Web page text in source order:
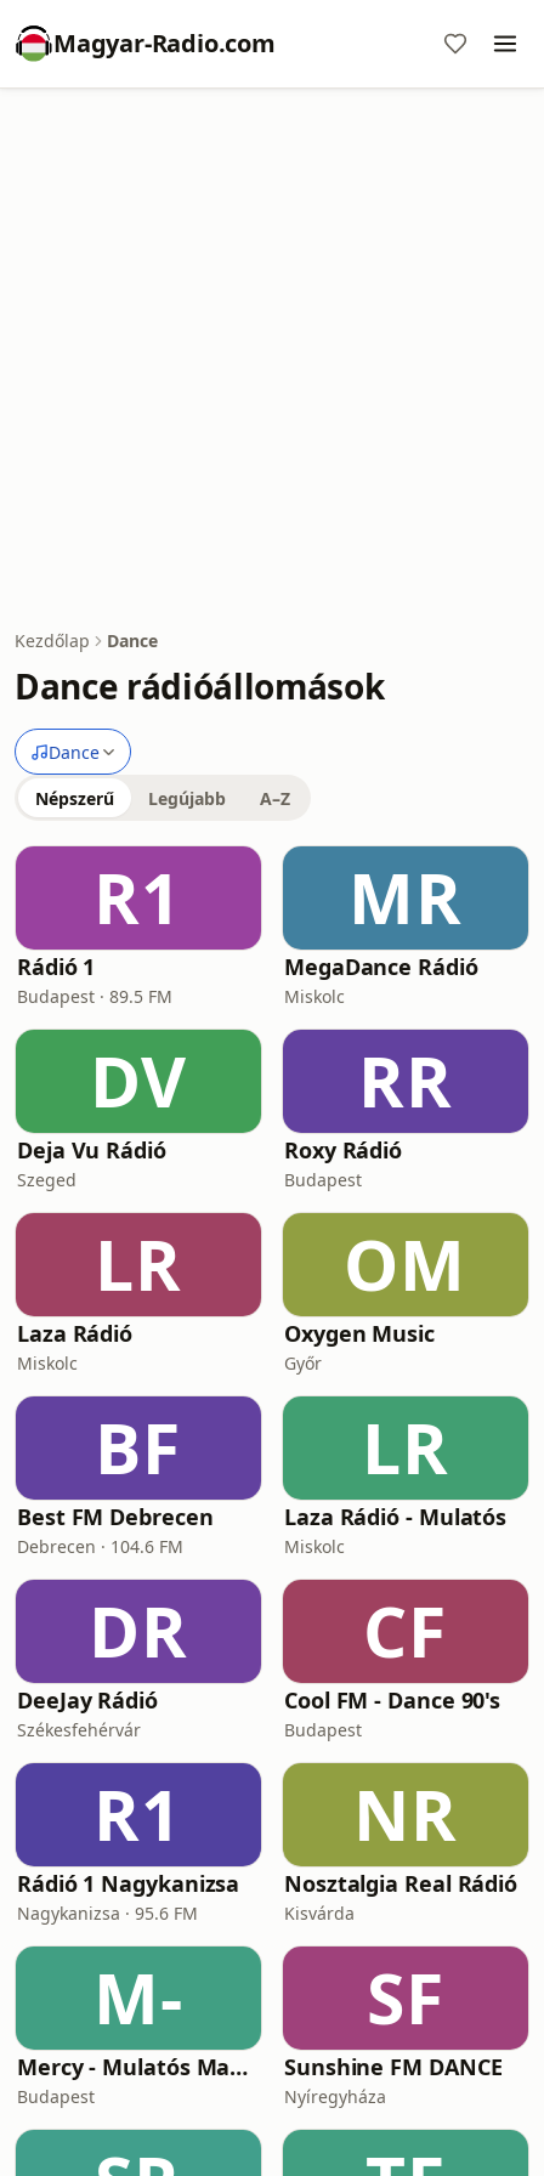
Magyar-Radio.com
Kezdőlap Dance
Dance rádióállomások
Dance
Népszerű Legújabb A–Z
R1
Rádió 1
Budapest · 89.5 FM
MR
MegaDance Rádió
Miskolc
DV
Deja Vu Rádió
Szeged
RR
Roxy Rádió
Budapest
LR
Laza Rádió
Miskolc
OM
Oxygen Music
Győr
BF
Best FM Debrecen
Debrecen · 104.6 FM
LR
Laza Rádió - Mulatós
Miskolc
DR
DeeJay Rádió
Székesfehérvár
CF
Cool FM - Dance 90's
Budapest
R1
Rádió 1 Nagykanizsa
Nagykanizsa · 95.6 FM
NR
Nosztalgia Real Rádió
Kisvárda
M-
Mercy - Mulatós Magyar Rádió
Budapest
SF
Sunshine FM DANCE
Nyíregyháza